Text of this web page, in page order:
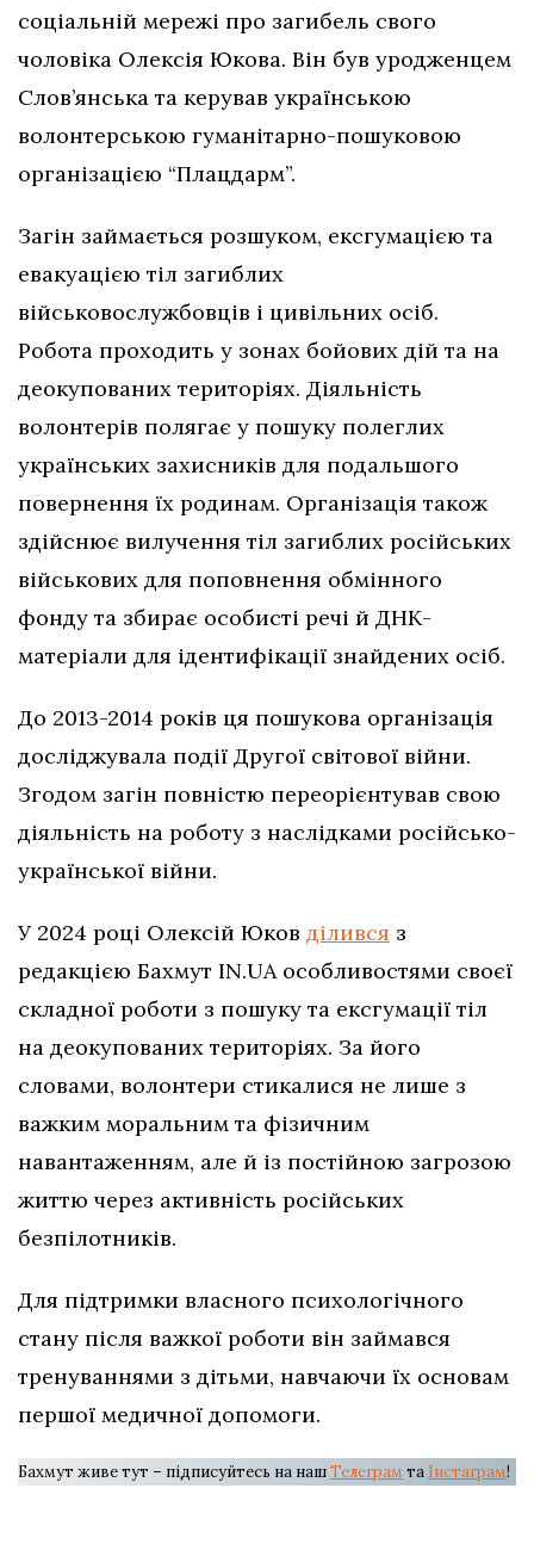
соціальній мережі про загибель свого
чоловіка Олексія Юкова. Він був уродженцем
Слов’янська та керував українською
волонтерською гуманітарно-пошуковою
організацією “Плацдарм”.
Загін займається розшуком, ексгумацією та
евакуацією тіл загиблих
військовослужбовців і цивільних осіб.
Робота проходить у зонах бойових дій та на
деокупованих територіях. Діяльність
волонтерів полягає у пошуку полеглих
українських захисників для подальшого
повернення їх родинам. Організація також
здійснює вилучення тіл загиблих російських
військових для поповнення обмінного
фонду та збирає особисті речі й ДНК-
матеріали для ідентифікації знайдених осіб.
До 2013-2014 років ця пошукова організація
досліджувала події Другої світової війни.
Згодом загін повністю переорієнтував свою
діяльність на роботу з наслідками російсько-
української війни.
У 2024 році Олексій Юков ділився з
редакцією Бахмут IN.UA особливостями своєї
складної роботи з пошуку та ексгумації тіл
на деокупованих територіях. За його
словами, волонтери стикалися не лише з
важким моральним та фізичним
навантаженням, але й із постійною загрозою
життю через активність російських
безпілотників.
Для підтримки власного психологічного
стану після важкої роботи він займався
тренуваннями з дітьми, навчаючи їх основам
першої медичної допомоги.
Бахмут живе тут – підписуйтесь на нашТелеграм та Інстаграм!